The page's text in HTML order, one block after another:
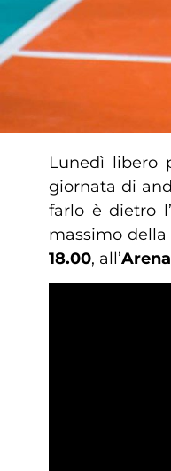
Lunedì libero
giornata di
farlo è dietro
massimo della
18.00, all’